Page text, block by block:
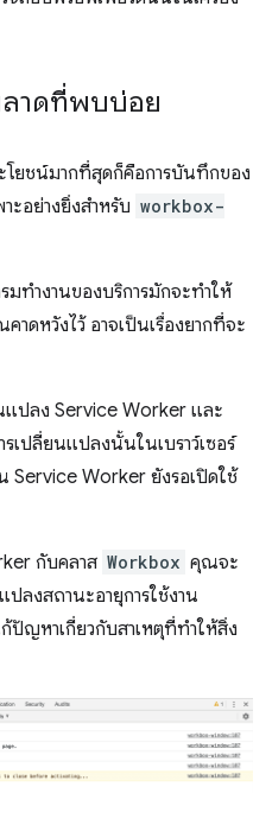
าดที่พบบ่อย
ยชน์มากที่สุดก็คือการบันทึกของ
อย่างยิ่งสำหรับ workbox-
มทำงานของบริการมักจะทำให้
าดหวังไว้ อาจเป็นเรื่องยากที่จะ
แปลง Service Worker และ
เปลี่ยนแปลงนั้นในเบราว์เซอร์
Service Worker ยังรอเปิดใช้
กับคลาส Workbox คุณจะ
ปลงสถานะอายุการใช้งาน
ญหาเกี่ยวกับสาเหตุที่ทำให้สิ่ง